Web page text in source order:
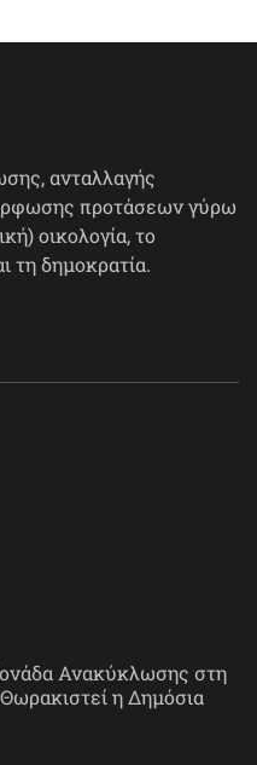
ανταλλαγής
προτάσεων γύρω
οικολογία, το
τη δημοκρατία.
Ανακύκλωσης στη
η Δημόσια